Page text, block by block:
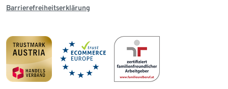
Barrierefreiheitserklärung